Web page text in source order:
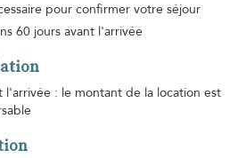
pour confirmer votre séjour
60 jours avant l'arrivée
l'arrivée : le montant de la location est